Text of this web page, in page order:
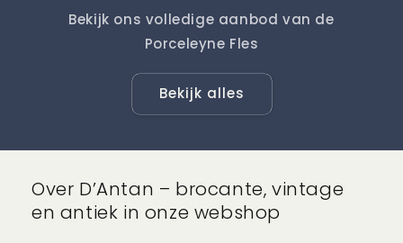
Bekijk ons volledige aanbod van de
Porceleyne Fles
Bekijk alles
Over D’Antan – brocante, vintage
en antiek in onze webshop